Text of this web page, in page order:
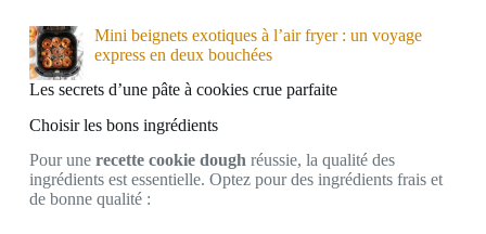
Mini beignets exotiques à l’air fryer : un voyage
express en deux bouchées
Les secrets d’une pâte à cookies crue parfaite
Choisir les bons ingrédients
Pour une recette cookie doughréussie, la qualité des
ingrédients est essentielle. Optez pour des ingrédients frais et
de bonne qualité :